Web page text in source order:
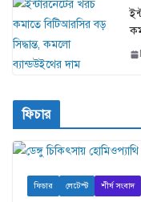
ফিচার
ফিচার লেটেস্ট শীর্ষ সংবাদ